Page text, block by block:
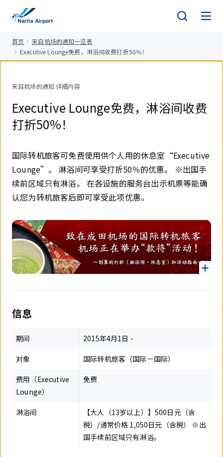
首页
来自机场的通知一览表
Executive Lounge免费，淋浴间收费打折50％！
来自机场的通知 详细内容
Executive Lounge免费，淋浴间收费
打折50％！
国际转机旅客可免费使用供个人用的休息室“Executive
Lounge”。 淋浴间可享受打折50％的优惠。 ※出国手
续前区域只有淋浴。 在各设施的服务台出示机票等能确
认您为转机旅客后即可享受此项优惠。
信息
期间 2015年4月1日 -
对象 国际转机旅客（国际－国际）
费用（Executive
Lounge）
免费
淋浴间
【大人（13岁以上）】500日元（含
税）/通常价格 1,050日元（含税） ※出
国手续前区域只有淋浴。